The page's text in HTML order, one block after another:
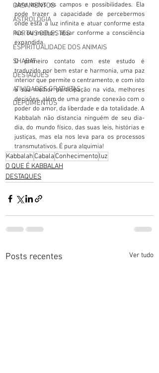
CASAMENTOS
ASTROLOGIA
PORTAIS CELESTES
ESPIRITUALIDADE DOS ANIMAIS
SHABAT
DESTAQUES
ATIVIDADES GRATUITAS
DEPOIMENTOS
abre todos os campos e possibilidades. Ela
pode trazer a capacidade de percebermos
onde está a luz infinita e atuar conforme esta
luz, ou melhor, atuar conforme a consciência
expandida.
O primeiro contato com este estudo é
traduzido por bem estar e harmonia, uma paz
interior que permite o centramento, e com isto
a sua melhor participação na vida, melhores
decisões, além de uma grande conexão com o
poder do amor, da liberdade e da totalidade. A
Kabbalah não distancia ninguém de seu dia-
dia, do mundo físico, das suas leis, histórias e
justiças, mas ela nos leva para os processos
transmutativos. É pura alquimia!
Kabbalah Cabala Conhecimentoluz
O QUE É KABBALAH
DESTAQUES
Posts recentes Ver tudo